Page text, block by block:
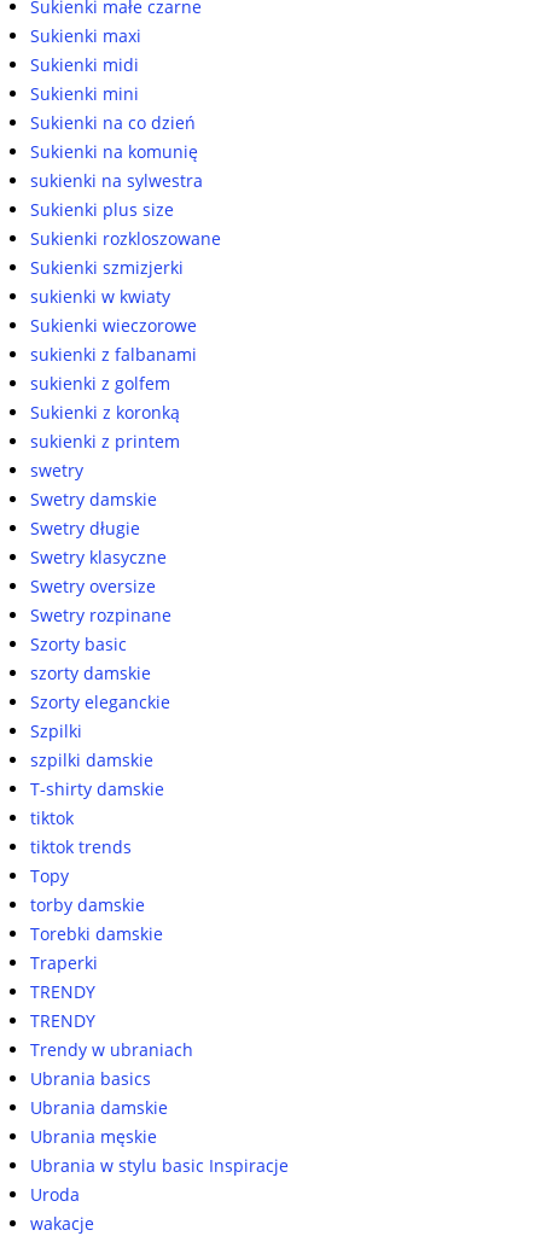
Sukienki małe czarne
Sukienki maxi
Sukienki midi
Sukienki mini
Sukienki na co dzień
Sukienki na komunię
sukienki na sylwestra
Sukienki plus size
Sukienki rozkloszowane
Sukienki szmizjerki
sukienki w kwiaty
Sukienki wieczorowe
sukienki z falbanami
sukienki z golfem
Sukienki z koronką
sukienki z printem
swetry
Swetry damskie
Swetry długie
Swetry klasyczne
Swetry oversize
Swetry rozpinane
Szorty basic
szorty damskie
Szorty eleganckie
Szpilki
szpilki damskie
T-shirty damskie
tiktok
tiktok trends
Topy
torby damskie
Torebki damskie
Traperki
TRENDY
TRENDY
Trendy w ubraniach
Ubrania basics
Ubrania damskie
Ubrania męskie
Ubrania w stylu basic Inspiracje
Uroda
wakacje